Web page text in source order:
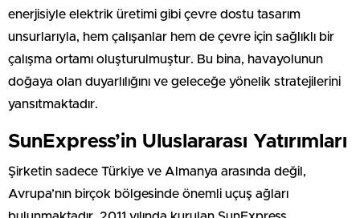
enerjisiyle elektrik üretimi gibi çevre dostu tasarım
unsurlarıyla, hem çalışanlar hem de çevre için sağlıklı bir
çalışma ortamı oluşturulmuştur. Bu bina, havayolunun
doğaya olan duyarlılığını ve geleceğe yönelik stratejilerini
yansıtmaktadır.
SunExpress’in Uluslararası Yatırımları
Şirketin sadece Türkiye ve Almanya arasında değil,
Avrupa’nın birçok bölgesinde önemli uçuş ağları